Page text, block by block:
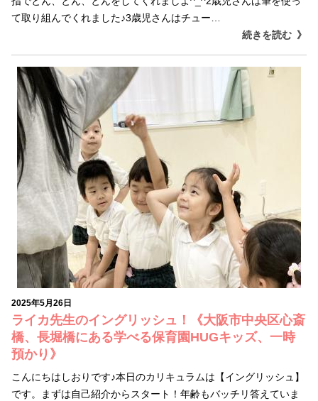
て取り組んでくれました♪3歳児さんはチュー…
続きを読む
2025年5月26日
ライカ先生のイングリッシュ！《大阪市中央区心斎
橋、長堀橋にある学べる保育園HUGキッズ、一時
預かり》
こんにちはしおりです♪本日のカリキュラムは【イングリッシュ】
です。まずは自己紹介からスタート！年齢もバッチリ答えていま